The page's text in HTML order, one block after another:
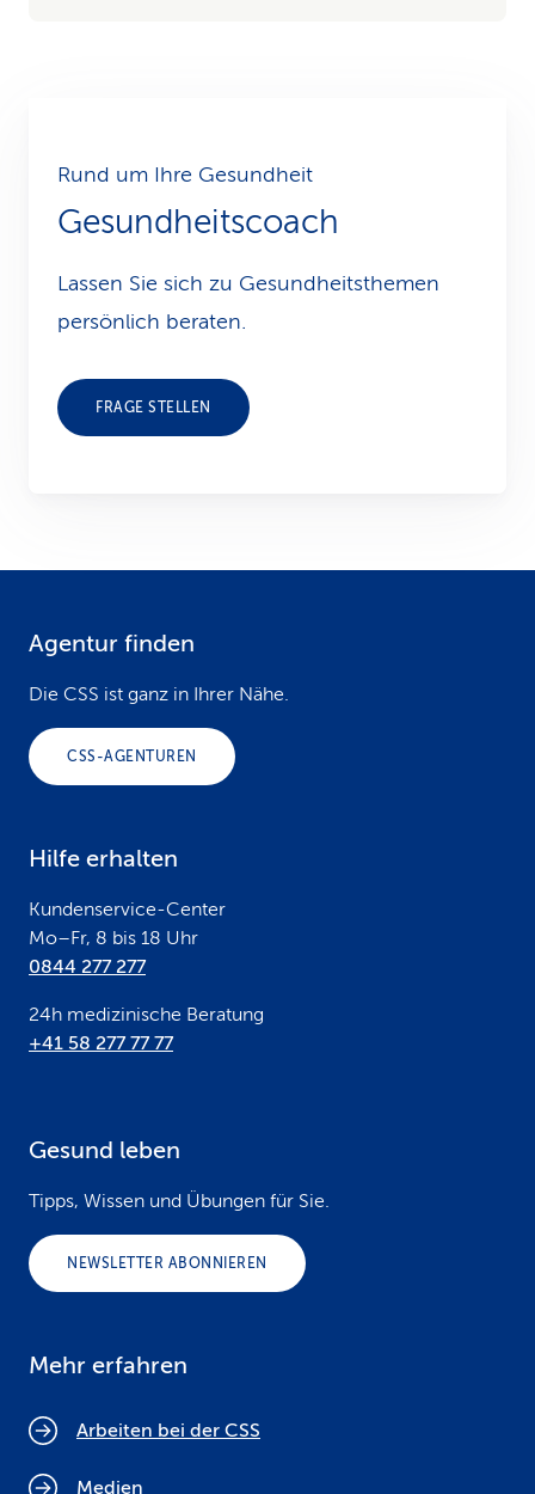
Rund um Ihre Gesundheit
Gesundheitscoach
Lassen Sie sich zu Gesundheits­themen
persönlich beraten.
FRAGE STELLEN
Agentur finden
Die CSS ist ganz in Ihrer Nähe.
CSS-AGENTUREN
Hilfe erhalten
Kundenservice-Center
Mo–Fr, 8 bis 18 Uhr
0844 277 277
24h medizinische Beratung
+41 58 277 77 77
Gesund leben
Tipps, Wissen und Übungen für Sie.
NEWSLETTER ABONNIEREN
Mehr erfahren
Arbeiten bei der CSS
Medien